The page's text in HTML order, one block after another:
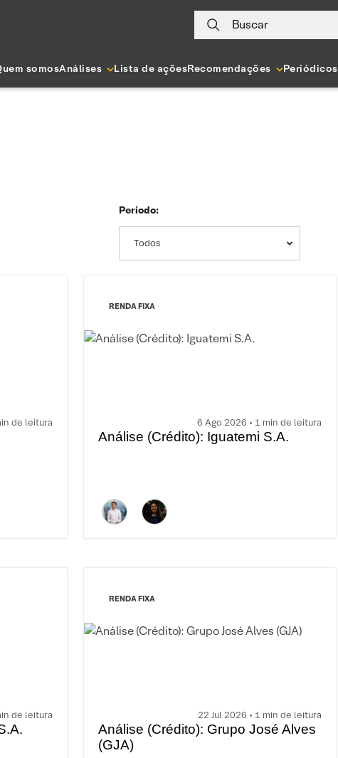
Buscar
somosAnálises Lista de açõesRecomendações Periódicos
Período:
Todos
de leitura
RENDA FIXA
6 Ago 2026 • 1 min de leitura
Análise (Crédito): Iguatemi S.A.
de leitura
RENDA FIXA
22 Jul 2026 • 1 min de leitura
Análise (Crédito): Grupo José Alves
(GJA)